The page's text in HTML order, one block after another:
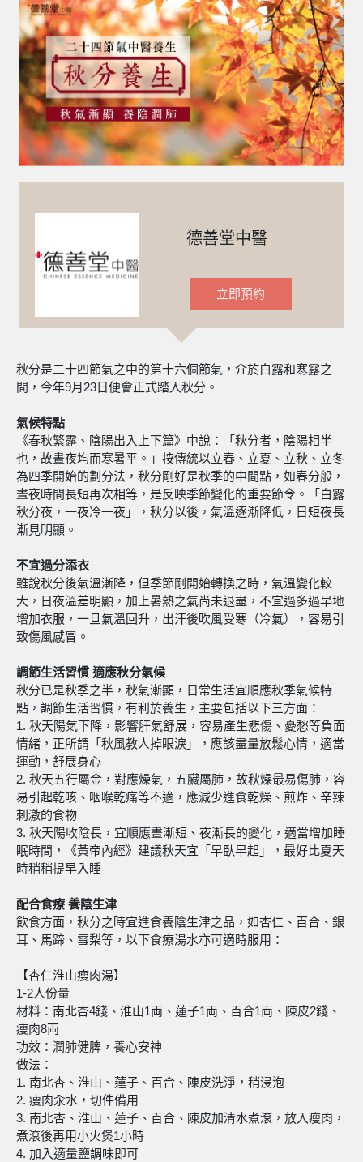
德善堂中醫
立即預約
秋分是二十四節氣之中的第十六個節氣，介於白露和寒露之
間，今年9月23日便會正式踏入秋分。
氣候特點
《春秋繁露、陰陽出入上下篇》中說：「秋分者，陰陽相半
也，故晝夜均而寒暑平。」按傳統以立春、立夏、立秋、立冬
為四季開始的劃分法，秋分剛好是秋季的中間點，如春分般，
晝夜時間長短再次相等，是反映季節變化的重要節令。「白露
秋分夜，一夜冷一夜」，秋分以後，氣溫逐漸降低，日短夜長
漸見明顯。
不宜過分添衣
雖說秋分後氣溫漸降，但季節剛開始轉換之時，氣溫變化較
大，日夜溫差明顯，加上暑熱之氣尚未退盡，不宜過多過早地
增加衣服，一旦氣溫回升，出汗後吹風受寒（冷氣），容易引
致傷風感冒。
調節生活習慣 適應秋分氣候
秋分已是秋季之半，秋氣漸顯，日常生活宜順應秋季氣候特
點，調節生活習慣，有利於養生，主要包括以下三方面：
1. 秋天陽氣下降，影響肝氣舒展，容易產生悲傷、憂愁等負面
情緒，正所謂「秋風教人掉眼淚」，應該盡量放鬆心情，適當
運動，舒展身心
2. 秋天五行屬金，對應燥氣，五臟屬肺，故秋燥最易傷肺，容
易引起乾咳、咽喉乾痛等不適，應減少進食乾燥、煎炸、辛辣
刺激的食物
3. 秋天陽收陰長，宜順應晝漸短、夜漸長的變化，適當增加睡
眠時間，《黃帝內經》建議秋天宜「早臥早起」，最好比夏天
時稍稍提早入睡
配合食療 養陰生津
飲食方面，秋分之時宜進食養陰生津之品，如杏仁、百合、銀
耳、馬蹄、雪梨等，以下食療湯水亦可適時服用：
【杏仁淮山瘦肉湯】
1-2人份量
材料：南北杏4錢、淮山1両、蓮子1両、百合1両、陳皮2錢、
瘦肉8両
功效：潤肺健脾，養心安神
做法：
1. 南北杏、淮山、蓮子、百合、陳皮洗淨，稍浸泡
2. 瘦肉汆水，切件備用
3. 南北杏、淮山、蓮子、百合、陳皮加清水煮滾，放入瘦肉，
煮滾後再用小火煲1小時
4. 加入適量鹽調味即可